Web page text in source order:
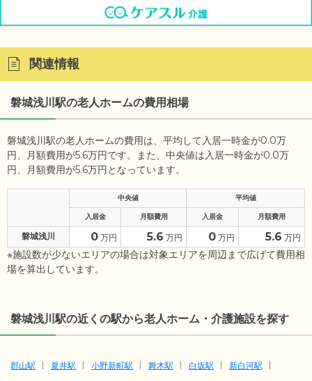
関連情報
磐城浅川駅の老人ホームの費用相場
磐城浅川駅の老人ホームの費用は、平均して入居一時金が0.0万
円、月額費用が5.6万円です。また、中央値は入居一時金が0.0万
円、月額費用が5.6万円となっています。
中央値 平均値
入居金 月額費用 入居金 月額費用
磐城浅川 0 万円 5.6 万円 0 万円 5.6 万円
※施設数が少ないエリアの場合は対象エリアを周辺まで広げて費用相
場を算出しています。
磐城浅川駅の近くの駅から老人ホーム・介護施設を探す
郡山駅 夏井駅 小野新町駅 舞木駅 白坂駅
新白河駅